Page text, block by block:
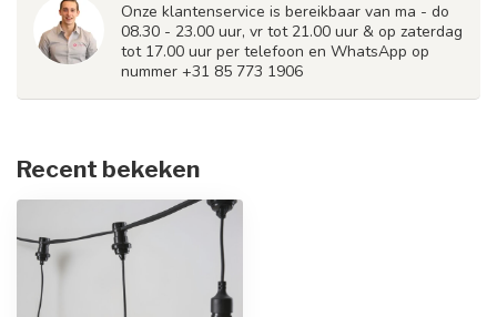
Onze klantenservice is bereikbaar van ma - do
08.30 - 23.00 uur, vr tot 21.00 uur & op zaterdag
tot 17.00 uur per telefoon en WhatsApp op
nummer +31 85 773 1906
Recent bekeken